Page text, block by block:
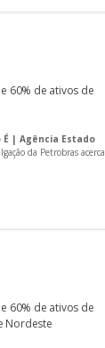
60% de ativos de
É | Agência Estado
da Petrobras acerca
60% de ativos de
Nordeste